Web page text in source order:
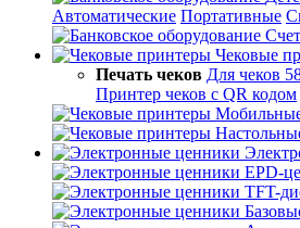
Автоматические Портативные
Чековые
Печать чеков Для чеков
Принтер чеков с QR кодом
EPD-
TFT-